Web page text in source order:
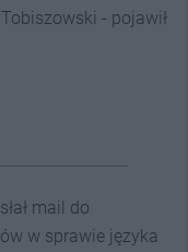
- pojawił
mail do
w sprawie języka